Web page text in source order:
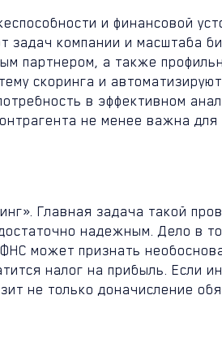
и финансовой
задач компании и масштаба
партнером, а также
скоринга и
в эффективном
не менее важна
Главная задача такой
надежным. Дело в
может признать
налог на прибыль. Если
не только доначисление